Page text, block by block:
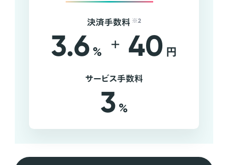
決済手数料 ※2
3.6 % + 40 円
サービス手数料
3 %